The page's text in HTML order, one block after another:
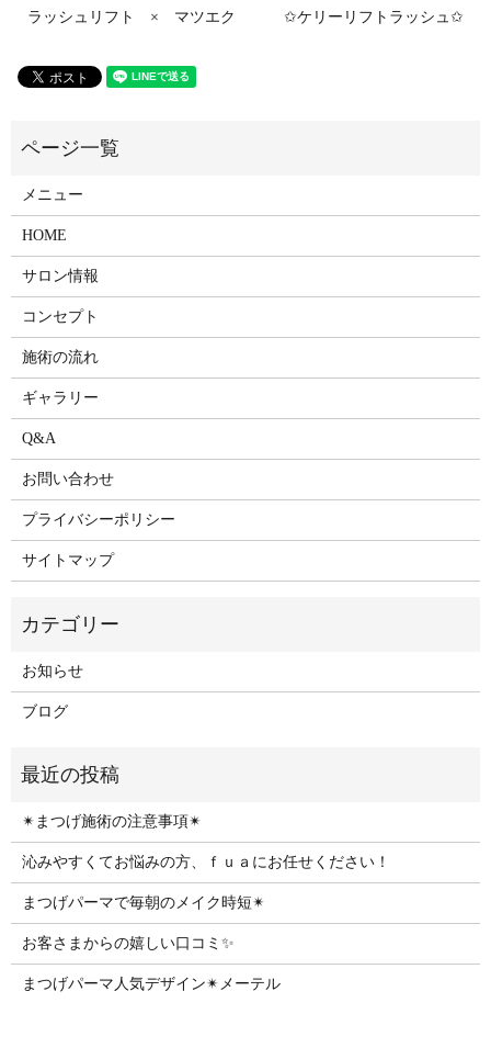
ラッシュリフト × マツエク ✩ケリーリフトラッシュ✩
メニュー
HOME
サロン情報
コンセプト
施術の流れ
ギャラリー
Q&A
お問い合わせ
プライバシーポリシー
サイトマップ
お知らせ
ブログ
✴︎まつげ施術の注意事項✴︎
沁みやすくてお悩みの方、ｆｕａにお任せください！
まつげパーマで毎朝のメイク時短✴︎
お客さまからの嬉しい口コミ✨
まつげパーマ人気デザイン✴︎メーテル